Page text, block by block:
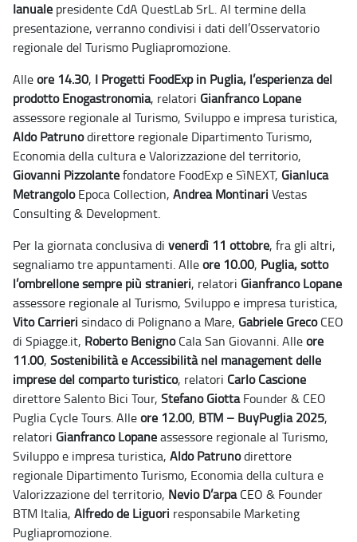
Ianuale presidente CdA QuestLab SrL. Al termine della
presentazione, verranno condivisi i dati dell’Osservatorio
regionale del Turismo Pugliapromozione.
Alleore 14.30, I Progetti FoodExp in Puglia, l’esperienza del
prodotto Enogastronomia, relatori Gianfranco Lopane
assessore regionale al Turismo, Sviluppo e impresa turistica,
Aldo Patrunodirettore regionale Dipartimento Turismo,
Economia della cultura e Valorizzazione del territorio,
Giovanni Pizzolantefondatore FoodExp e SìNEXT, Gianluca
MetrangoloEpoca Collection, Andrea Montinari Vestas
Consulting & Development.
Per la giornata conclusiva di venerdì 11 ottobre, fra gli altri,
segnaliamo tre appuntamenti.Alleore 10.00, Puglia, sotto
l’ombrellone sempre più stranieri, relatori Gianfranco Lopane
assessore regionale al Turismo, Sviluppo e impresa turistica,
Vito Carrieri sindaco di Polignano a Mare, Gabriele GrecoCEO
di Spiagge.it, Roberto BenignoCala San Giovanni.Alleore
11.00, Sostenibilità e Accessibilità nel management delle
imprese del comparto turistico, relatori Carlo Cascione
direttore Salento Bici Tour, Stefano GiottaFounder & CEO
Puglia Cycle Tours.Alleore 12.00, BTM – BuyPuglia 2025,
relatori Gianfranco Lopaneassessore regionale al Turismo,
Sviluppo e impresa turistica, Aldo Patrunodirettore
regionale Dipartimento Turismo, Economia della cultura e
Valorizzazione del territorio, Nevio D’arpaCEO & Founder
BTM Italia, Alfredo de Liguori responsabile Marketing
Pugliapromozione.